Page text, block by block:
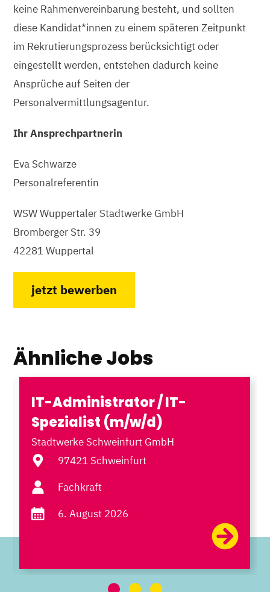
keine Rahmenvereinbarung besteht, und sollten
diese Kandidat*innen zu einem späteren Zeitpunkt
im Rekrutierungsprozess berücksichtigt oder
eingestellt werden, entstehen dadurch keine
Ansprüche auf Seiten der
Personalvermittlungsagentur.
Ihr Ansprechpartnerin
Eva Schwarze
Personalreferentin
WSW Wuppertaler Stadtwerke GmbH
Bromberger Str. 39
42281 Wuppertal
jetzt bewerben
Ähnliche Jobs
IT-Administrator / IT-
Spezialist (m/w/d)
Stadtwerke Schweinfurt GmbH
97421 Schweinfurt
Fachkraft
6. August 2026